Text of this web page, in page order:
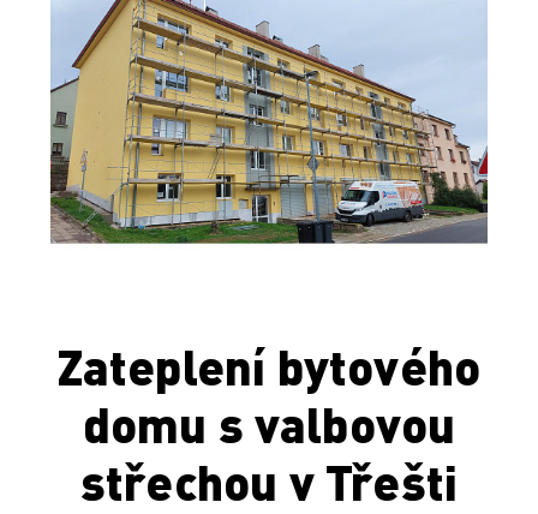
Zateplení bytového
domu s valbovou
střechou v Třešti